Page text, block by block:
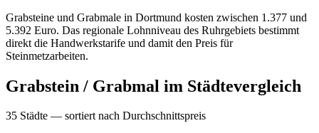
Grabsteine und Grabmale in Dortmund kosten zwischen 1.377 und
5.392 Euro. Das regionale Lohnniveau des Ruhrgebiets bestimmt
direkt die Handwerkstarife und damit den Preis für
Steinmetzarbeiten.
Grabstein / Grabmal im Städtevergleich
35 Städte — sortiert nach Durchschnittspreis